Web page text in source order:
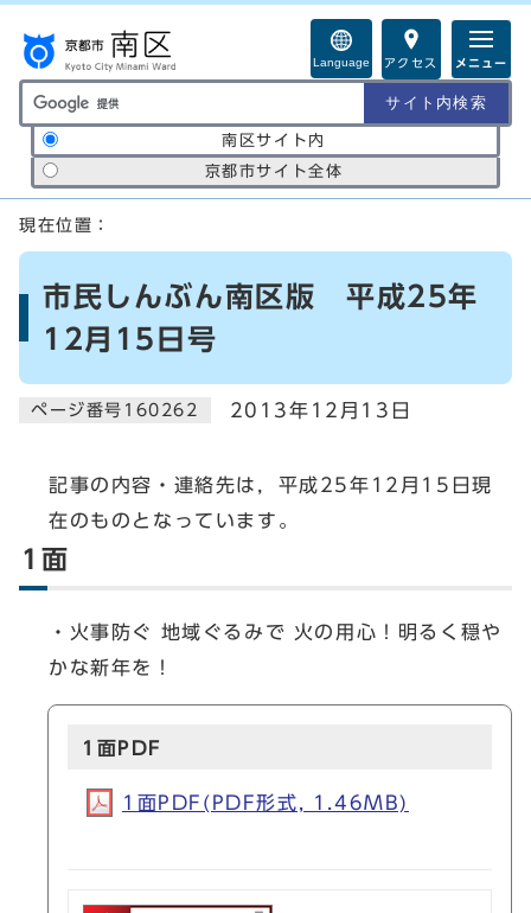
Language アクセス メニュー
サイト内検索の範囲
南区サイト内
京都市サイト全体
ここから本文です
現在位置：
市民しんぶん南区版 平成25年
12月15日号
ページ番号160262 2013年12月13日
記事の内容・連絡先は，平成25年12月15日現
在のものとなっています。
1面
・火事防ぐ 地域ぐるみで 火の用心！明るく穏や
かな新年を！
1面PDF
1面PDF(PDF形式, 1.46MB)